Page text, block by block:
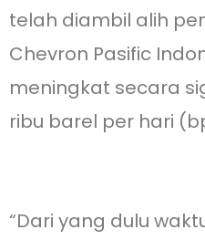
telah diambil alih
Chevron Pasific
meningkat secara
ribu barel per hari
“Dari yang dulu